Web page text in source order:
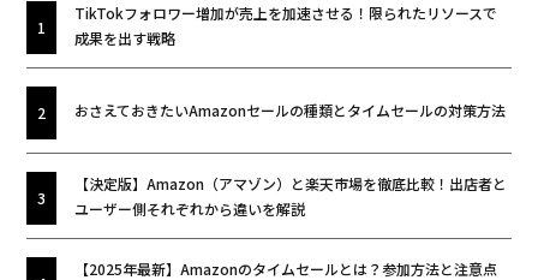
TikTokフォロワー増加が売上を加速させる！限られたリソースで
成果を出す戦略
おさえておきたいAmazonセールの種類とタイムセールの対策方法
【決定版】Amazon（アマゾン）と楽天市場を徹底比較！出店者と
ユーザー側それぞれから違いを解説
【2025年最新】Amazonのタイムセールとは？参加方法と注意点